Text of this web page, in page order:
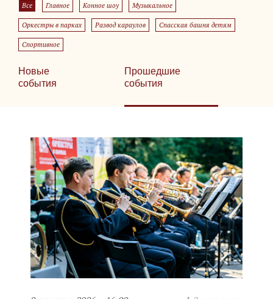
Все Главное Конное шоу Музыкальное
Оркестры в парках Развод караулов Спасская башня детям
Спортивное
Новые
события
Прошедшие
события